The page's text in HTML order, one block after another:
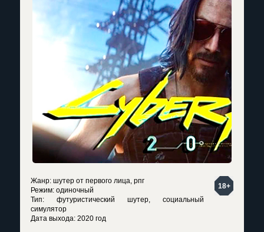
18+
Жанр: шутер от первого лица, рпг
Режим: одиночный
Тип: футуристический шутер, социальный
симулятор
Дата выхода: 2020 год